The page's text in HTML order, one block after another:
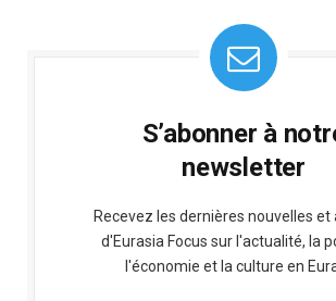
S’abonner à
newsletter
Recevez les dernières nouvelles et
d'Eurasia Focus sur l'actualité, la
l'économie et la culture en